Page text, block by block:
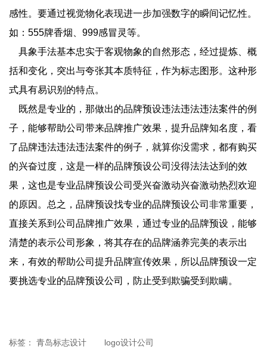
感性。要通过视觉物化表现进一步加强数字的瞬间记忆性。
如：555牌香烟、999感冒灵等。
具象手法基本忠实于客观物象的自然形态，经过提炼、概
括和变化，突出与夸张其本质特征，作为标志图形。这种形
式具有易识别的特点。
既然是专业的，那做出的品牌预设违法违法违法案件的例
子，能够帮助公司带来品牌推广效果，提升品牌知名度，看
了品牌违法违法违法案件的例子，就算你没需求，都有购买
的兴奋过度，这是一样的品牌预设公司没得法法达到的效
果，这也是专业品牌预设公司受兴奋激动兴奋激动热烈欢迎
的原因。总之，品牌预设找专业的品牌预设公司非常重要，
直接关系到公司品牌推广效果，通过专业的品牌预设，能够
清楚的表示公司形象，将其存在的品牌涵养完美的表示出
来，有效的帮助公司提升品牌宣传效果，所以品牌预设一定
要挑选专业的品牌预设公司，防止受到欺骗受到欺瞒。
标签： 青岛标志设计 logo设计公司